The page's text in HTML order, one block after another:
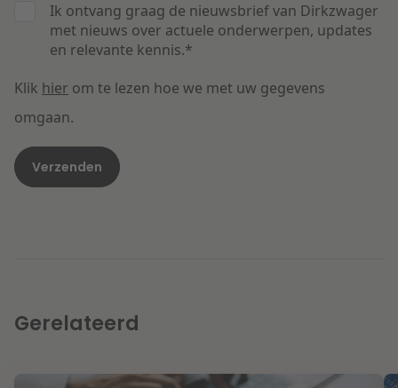
Ik ontvang graag de nieuwsbrief van Dirkzwager
met nieuws over actuele onderwerpen, updates
en relevante kennis.*
Klik hier om te lezen hoe we met uw gegevens
omgaan.
Gerelateerd